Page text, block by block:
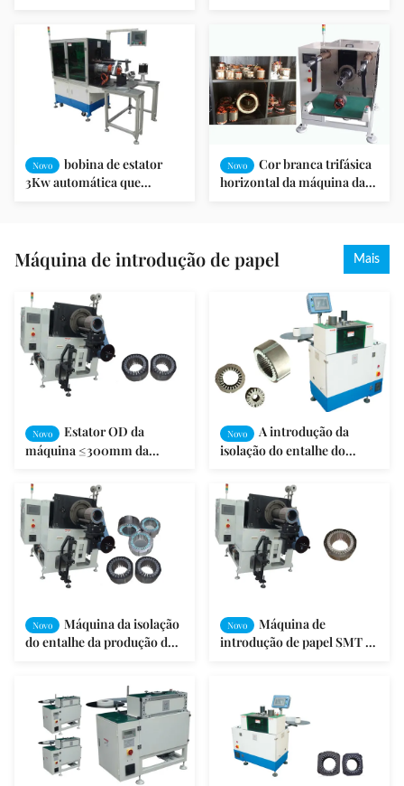
motor de compressor de
bobina e máquina da
introdução
precisão - estator OD de
Novo
bobina de estator
3Kw automática que
Novo
Cor branca trifásica
horizontal da máquina da
Máquina de introdução de papel Mais
Novo
Estator OD da
máquina ≤300mm da
máquina da isolação do
entalhe do estator
Novo
A introdução da
isolação do entalhe do
máquina da produção do
motor de indução
Novo
Máquina da isolação
do entalhe da produção do
Novo
Máquina de
introdução de papel SMT da
motor - CW200